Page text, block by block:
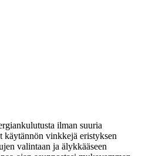
ilman suuria
käytännön vinkkejä eristyksen
valintaan ja älykkääseen